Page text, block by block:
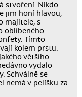
stvoření. Nikdo
jim honí hlavou,
majitele, s
oblíbeného
Tímto
kolem prstu.
většího
vydalo
Schválně se
nemá v pelíšku za